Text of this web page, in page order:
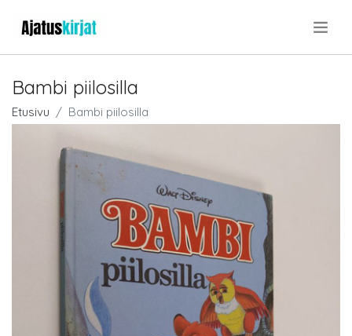
Bambi piilosilla
Etusivu Bambi piilosilla